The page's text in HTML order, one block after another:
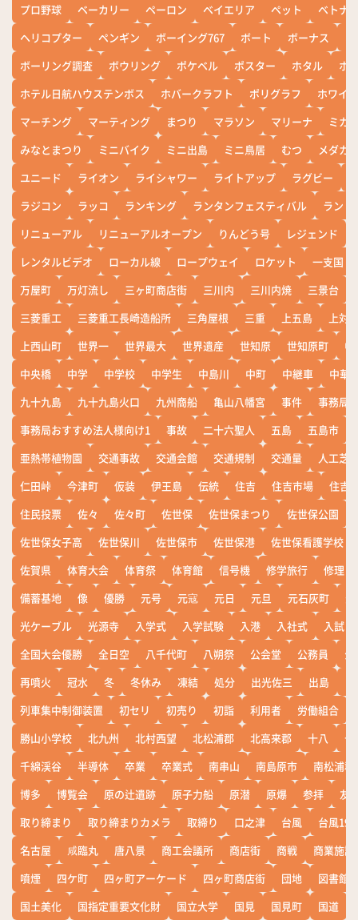
プロ野球 ベーカリー ペーロン ベイエリア ペット
ベトナ
ヘリコプター
ペンギン ボーイング767 ボート ボーナス
ボーリング調査
ボウリング ポケベル ポスター ホタル
ホ
ホテル日航ハウステンボス
ホバークラフト ポリグラフ
ホワイ
マーチング
マーティング まつり マラソン マリーナ
ミカ
みなとまつり
ミニバイク ミニ出島 ミニ鳥居 むつ
メダカ
ユニード
ライオン ライシャワー ライトアップ ラグビー
ラジコン
ラッコ ランキング ランタンフェスティバル
ランド
リニューアル
リニューアルオープン りんどう号 レジェンド
レンタルビデオ
ローカル線 ロープウェイ ロケット
一支国
万屋町
万灯流し 三ヶ町商店街 三川内 三川内焼 三景台
三菱重工
三菱重工長崎造船所 三角屋根 三重 上五島
上対
上西山町
世界一 世界最大 世界遺産 世知原 世知原町
中
中央橋
中学 中学校 中学生 中島川 中町 中継車
中華
九十九島
九十九島火口 九州商船 亀山八幡宮 事件
事務局
事務局おすすめ法人様向け1
事故 二十六聖人 五島 五島市
亜熱帯植物園
交通事故 交通会館 交通規制 交通量
人工芝
仁田峠
今津町 仮装 伊王島 伝統 住吉 住吉市場
住吉
住民投票
佐々 佐々町 佐世保 佐世保まつり 佐世保公園
佐世保女子高
佐世保川 佐世保市 佐世保港
佐世保看護学校
佐賀県
体育大会 体育祭 体育館 信号機 修学旅行
修理
備蓄基地
像 優勝 元号 元寇 元日 元旦 元石灰町
光ケーブル
光源寺 入学式 入学試験 入港 入社式
入試
全国大会優勝
全日空 八千代町 八朔祭 公会堂 公務員
公
再噴火
冠水 冬 冬休み 凍結 処分 出光佐三 出島
列車集中制御装置
初セリ 初売り 初詣 利用者 労働組合
勝山小学校
北九州 北村西望 北松浦郡 北高来郡 十八
十
千綿渓谷
半導体 卒業 卒業式 南串山 南島原市
南松浦郡
博多
博覧会 原の辻遺跡 原子力船 原潜 原爆 参拝
友
取り締まり
取り締まりカメラ 取締り 口之津 台風
台風19
名古屋
咸臨丸 唐八景 商工会議所 商店街 商戦
商業施設
噴煙
四ケ町 四ヶ町アーケード 四ヶ町商店街 団地
図書館
国土美化
国指定重要文化財 国立大学 国見 国見町 国道